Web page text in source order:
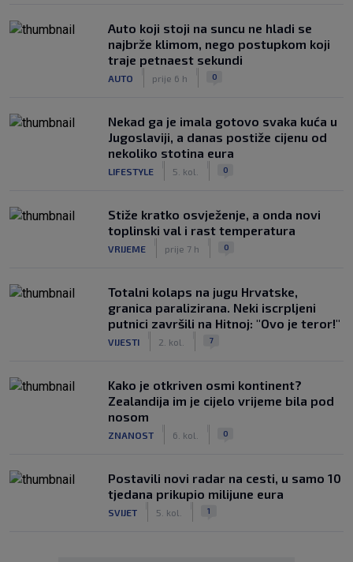
Auto koji stoji na suncu ne hladi se
najbrže klimom, nego postupkom koji
traje petnaest sekundi
AUTO prije 6 h 0
Nekad ga je imala gotovo svaka kuća u
Jugoslaviji, a danas postiže cijenu od
nekoliko stotina eura
LIFESTYLE 5. kol. 0
Stiže kratko osvježenje, a onda novi
toplinski val i rast temperatura
VRIJEME prije 7 h 0
Totalni kolaps na jugu Hrvatske,
granica paralizirana. Neki iscrpljeni
putnici završili na Hitnoj: "Ovo je teror!"
VIJESTI 2. kol. 7
Kako je otkriven osmi kontinent?
Zealandija im je cijelo vrijeme bila pod
nosom
ZNANOST 6. kol. 0
Postavili novi radar na cesti, u samo 10
tjedana prikupio milijune eura
SVIJET 5. kol. 1